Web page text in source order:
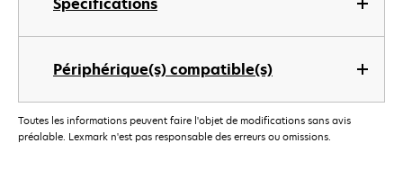
Périphérique(s) compatible(s)
Toutes les informations peuvent faire l'objet de modifications sans avis
préalable. Lexmark n'est pas responsable des erreurs ou omissions.